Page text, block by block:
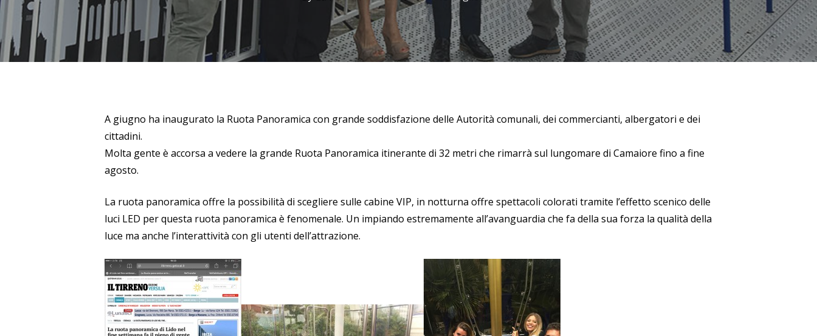
A giugno ha inaugurato la Ruota Panoramica con grande soddisfazione delle Autorità comunali, dei commercianti, albergatori e dei
cittadini.
Molta gente è accorsa a vedere la grande Ruota Panoramica itinerante di 32 metri che rimarrà sul lungomare di Camaiore fino a fine
agosto.
La ruota panoramica offre la possibilità di scegliere sulle cabine VIP, in notturna offre spettacoli colorati tramite l’effetto scenico delle
luci LED per questa ruota panoramica è fenomenale. Un impiando estremamente all’avanguardia che fa della sua forza la qualità della
luce ma anche l’interattività con gli utenti dell’attrazione.